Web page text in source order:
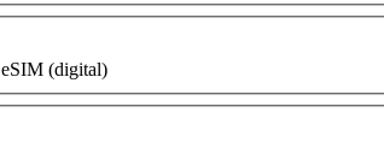
eSIM (digital)